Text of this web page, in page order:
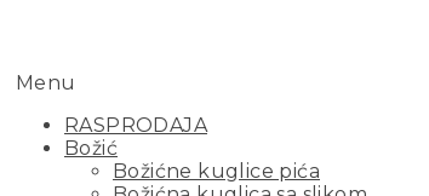
Menu
RASPRODAJA
Božić
Božićne kuglice pića